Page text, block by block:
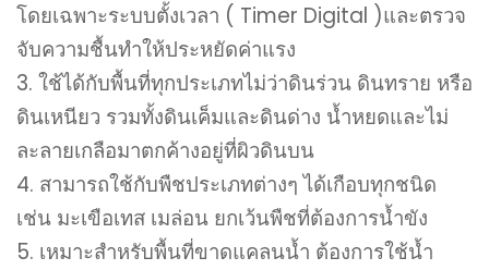
โดยเฉพาะระบบตั้งเวลา ( Timer Digital )และตรวจ
จับความชื้นทำให้ประหยัดค่าแรง
3. ใช้ได้กับพื้นที่ทุกประเภทไม่ว่าดินร่วน ดินทราย หรือ
ดินเหนียว รวมทั้งดินเค็มและดินด่าง น้ำหยดและไม่
ละลายเกลือมาตกค้างอยู่ที่ผิวดินบน
4. สามารถใช้กับพืชประเภทต่างๆ ได้เกือบทุกชนิด
เช่น มะเขือเทส เมล่อน ยกเว้นพืชที่ต้องการน้ำขัง
5. เหมาะสำหรับพื้นที่ขาดแคลนน้ำ ต้องการใช้น้ำ